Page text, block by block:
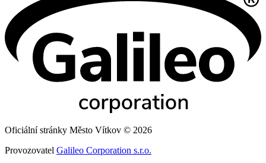
Oficiální stránky Město Vítkov © 2026
Provozovatel Galileo Corporation s.r.o.